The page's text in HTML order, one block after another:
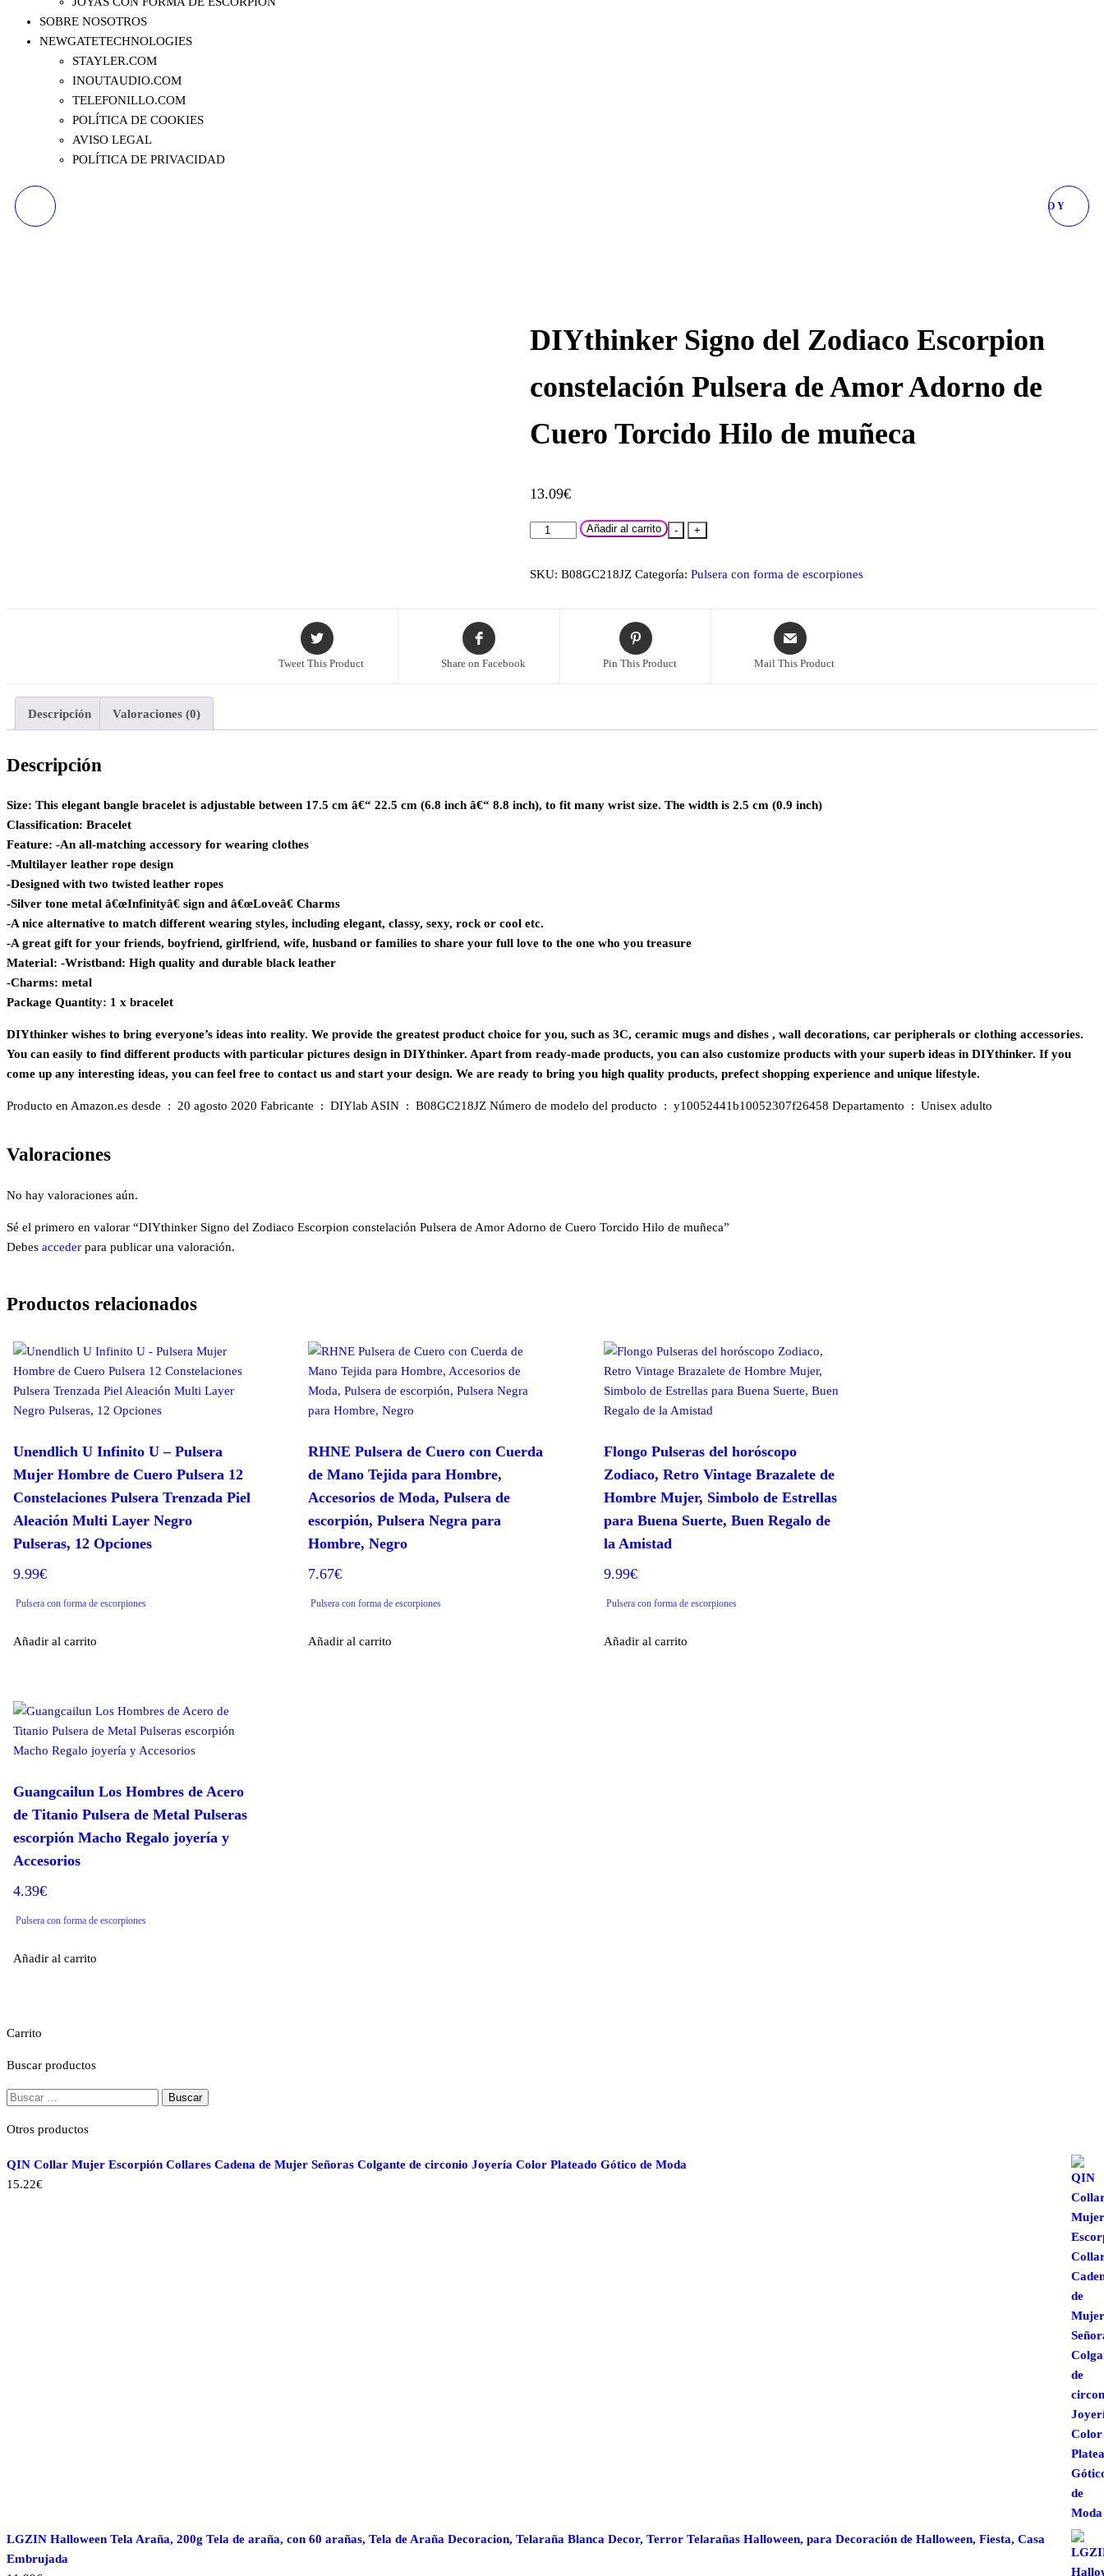
SOBRE NOSOTROS
NEWGATETECHNOLOGIES
STAYLER.COM
INOUTAUDIO.COM
TELEFONILLO.COM
POLÍTICA DE COOKIES
AVISO LEGAL
POLÍTICA DE PRIVACIDAD
REAL ESCORPIÓN ROJO Y
DIYthinker Signo del Zodiaco Escorpion
constelación Pulsera de Amor Adorno de
Cuero Torcido Hilo de muñeca
13.09€
-
DIYthinker
del
de
+
Añadir al carrito
SKU:B08GC218JZ Categoría:Pulsera con forma de escorpiones
Tweet This Product Share on Facebook Pin This Product Mail This Product
Descripción Valoraciones (0)
Descripción
Size: This elegant bangle bracelet is adjustable between 17.5 cm â€“ 22.5 cm (6.8 inch â€“ 8.8 inch), to fit many wrist size. The width is 2.5 cm (0.9 inch)
Classification: Bracelet
Feature: -An all-matching accessory for wearing clothes
-Multilayer leather rope design
-Designed with two twisted leather ropes
-Silver tone metal â€œInfinityâ€ sign and â€œLoveâ€ Charms
-A nice alternative to match different wearing styles, including elegant, classy, sexy, rock or cool etc.
-A great gift for your friends, boyfriend, girlfriend, wife, husband or families to share your full love to the one who you treasure
Material: -Wristband: High quality and durable black leather
-Charms: metal
Package Quantity: 1 x bracelet
DIYthinker wishes to bring everyone’s ideas into reality. We provide the greatest product choice for you, such as 3C, ceramic mugs and dishes , wall decorations, car peripherals or clothing accessories.
You can easily to find different products with particular pictures design in DIYthinker. Apart from ready-made products, you can also customize products with your superb ideas in DIYthinker. If you
come up any interesting ideas, you can feel free to contact us and start your design. We are ready to bring you high quality products, prefect shopping experience and unique lifestyle.
Producto en Amazon.es desde ‏ : ‎ 20 agosto 2020 Fabricante ‏ : ‎ DIYlab ASIN ‏ : ‎ B08GC218JZ Número de modelo del producto ‏ : ‎ y10052441b10052307f26458 Departamento ‏ : ‎ Unisex adulto
Valoraciones
No hay valoraciones aún.
Sé el primero en valorar “DIYthinker Signo del Zodiaco Escorpion constelación Pulsera de Amor Adorno de Cuero Torcido Hilo de muñeca”
Debes acceder para publicar una valoración.
Productos relacionados
Unendlich U Infinito U – Pulsera
Mujer Hombre de Cuero Pulsera 12
Constelaciones Pulsera Trenzada Piel
Aleación Multi Layer Negro
Pulseras, 12 Opciones
9.99€
Pulsera con forma de escorpiones
Añadir al carrito
RHNE Pulsera de Cuero con Cuerda
de Mano Tejida para Hombre,
Accesorios de Moda, Pulsera de
escorpión, Pulsera Negra para
Hombre, Negro
7.67€
Pulsera con forma de escorpiones
Añadir al carrito
Flongo Pulseras del horóscopo
Zodiaco, Retro Vintage Brazalete de
Hombre Mujer, Simbolo de Estrellas
para Buena Suerte, Buen Regalo de
la Amistad
9.99€
Pulsera con forma de escorpiones
Añadir al carrito
Guangcailun Los Hombres de Acero
de Titanio Pulsera de Metal Pulseras
escorpión Macho Regalo joyería y
Accesorios
4.39€
Pulsera con forma de escorpiones
Añadir al carrito
Carrito
Buscar productos
Buscar:
Otros productos
QIN Collar Mujer Escorpión Collares Cadena de Mujer Señoras Colgante de circonio Joyería Color Plateado Gótico de Moda
15.22€
LGZIN Halloween Tela Araña, 200g Tela de araña, con 60 arañas, Tela de Araña Decoracion, Telaraña Blanca Decor, Terror Telarañas Halloween, para Decoración de Halloween, Fiesta, Casa
Embrujada